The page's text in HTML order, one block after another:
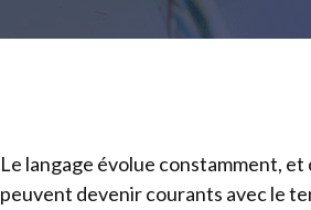
Le langage évolue constamment,
peuvent devenir courants avec le